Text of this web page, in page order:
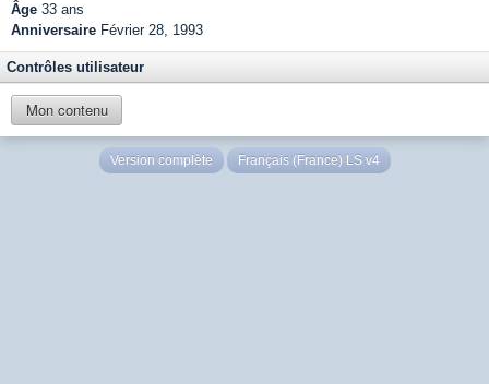
Âge 33 ans
Anniversaire Février 28, 1993
Contrôles utilisateur
Mon contenu
Version complète Français (France) LS v4